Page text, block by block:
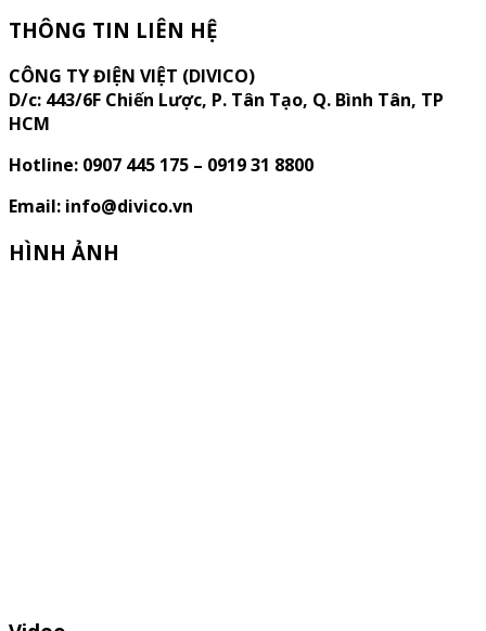
THÔNG TIN LIÊN HỆ
CÔNG TY ĐIỆN VIỆT (DIVICO)
D/c: 443/6F Chiến Lược, P. Tân Tạo, Q. Bình Tân, TP
HCM
Hotline: 0907 445 175 – 0919 31 8800
Email: info@divico.vn
HÌNH ẢNH